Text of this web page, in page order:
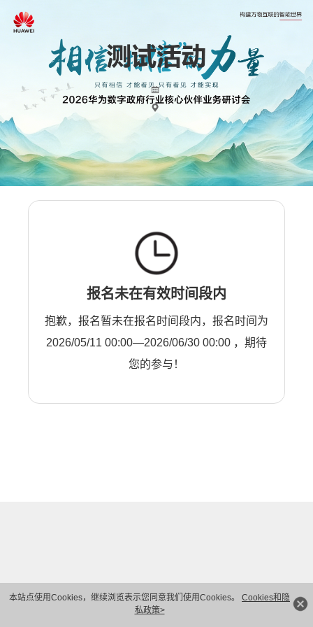
本站点使用Cookies，继续浏览表示您同意我们使用Cookies。 Cookies和隐
私政策>
报名未在有效时间段内
抱歉，报名暂未在报名时间段内，报名时间为
2026/05/11 00:00—2026/06/30 00:00 ，期待
您的参与！